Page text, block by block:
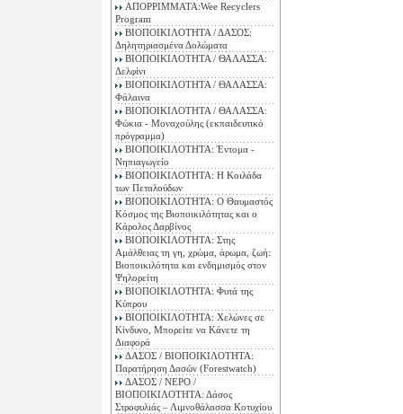
ΑΠΟΡΡΙΜΜΑΤΑ:Wee Recyclers
Program
ΒΙΟΠΟΙΚΙΛΟΤΗΤΑ / ΔΑΣΟΣ:
Δηλητηριασμένα Δολώματα
ΒΙΟΠΟΙΚΙΛΟΤΗΤΑ / ΘΑΛΑΣΣΑ:
Δελφίνι
ΒΙΟΠΟΙΚΙΛΟΤΗΤΑ / ΘΑΛΑΣΣΑ:
Φάλαινα
ΒΙΟΠΟΙΚΙΛΟΤΗΤΑ / ΘΑΛΑΣΣΑ:
Φώκια - Μοναχούλης (εκπαιδευτικό
πρόγραμμα)
ΒΙΟΠΟΙΚΙΛΟΤΗΤΑ: Έντομα -
Νηπιαγωγείο
ΒΙΟΠΟΙΚΙΛΟΤΗΤΑ: Η Κοιλάδα
των Πεταλούδων
ΒΙΟΠΟΙΚΙΛΟΤΗΤΑ: Ο Θαυμαστός
Κόσμος της Βιοποικιλότητας και ο
Κάρολος Δαρβίνος
ΒΙΟΠΟΙΚΙΛΟΤΗΤΑ: Στης
Αμάλθειας τη γη, χρώμα, άρωμα, ζωή:
Βιοποικιλότητα και ενδημισμός στον
Ψηλορείτη
ΒΙΟΠΟΙΚΙΛΟΤΗΤΑ: Φυτά της
Κύπρου
ΒΙΟΠΟΙΚΙΛΟΤΗΤΑ: Χελώνες σε
Κίνδυνο, Μπορείτε να Κάνετε τη
Διαφορά
ΔΑΣΟΣ / ΒΙΟΠΟΙΚΙΛΟΤΗΤΑ:
Παρατήρηση Δασών (Forestwatch)
ΔΑΣΟΣ / ΝΕΡΟ /
ΒΙΟΠΟΙΚΙΛΟΤΗΤΑ: Δάσος
Στροφυλιάς – Λιμνοθάλασσα Κοτυχίου